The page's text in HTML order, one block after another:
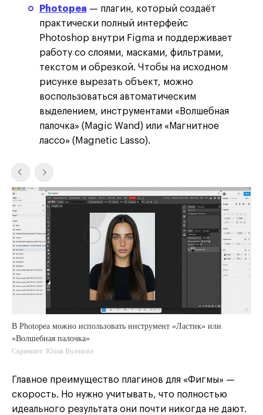
Photopea — плагин, который создаёт
практически полный интерфейс
Photoshop внутри Figma и поддерживает
работу со слоями, масками, фильтрами,
текстом и обрезкой. Чтобы на исходном
рисунке вырезать объект, можно
воспользоваться автоматическим
выделением, инструментами «Волшебная
палочка» (Magic Wand) или «Магнитное
лассо» (Magnetic Lasso).
В Photopea можно использовать инструмент «Ластик» или
«Волшебная палочка»
Скриншот: Юлия Волчкова
Главное преимущество плагинов для «Фигмы» —
скорость. Но нужно учитывать, что полностью
идеального результата они почти никогда не дают.